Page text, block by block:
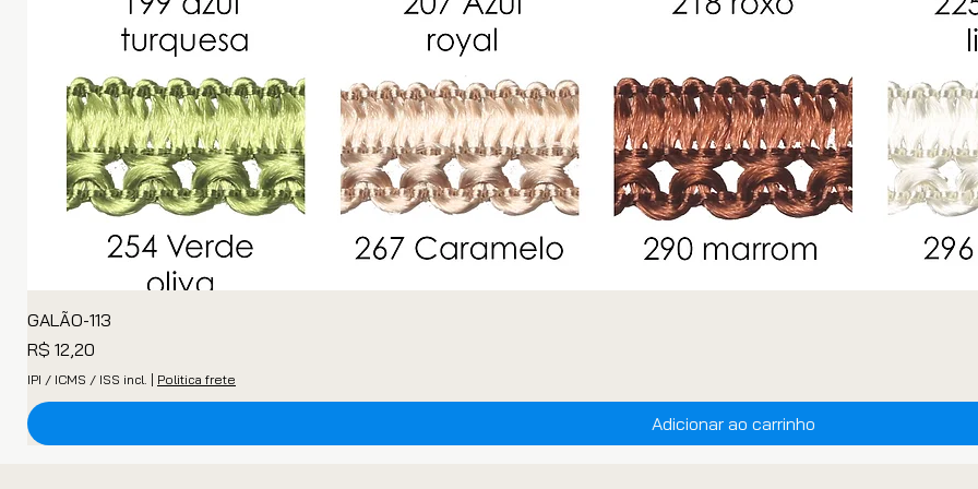
GALÃO-113
Preço
R$ 12,20
IPI / ICMS / ISS incl. | Politica frete
Adicionar ao carrinho